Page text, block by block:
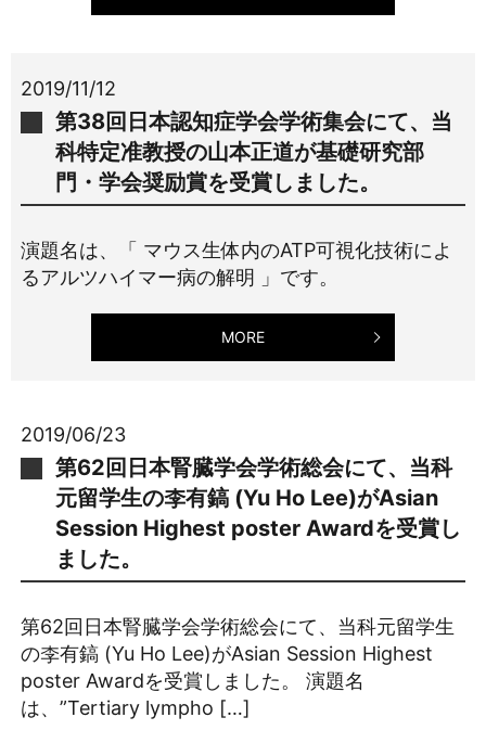
2019/11/12
第38回日本認知症学会学術集会にて、当
科特定准教授の山本正道が基礎研究部
門・学会奨励賞を受賞しました。
演題名は、「 マウス生体内のATP可視化技術によ
るアルツハイマー病の解明 」です。
MORE
2019/06/23
第62回日本腎臓学会学術総会にて、当科
元留学生の李有鎬 (Yu Ho Lee)がAsian
Session Highest poster Awardを受賞し
ました。
第62回日本腎臓学会学術総会にて、当科元留学生
の李有鎬 (Yu Ho Lee)がAsian Session Highest
poster Awardを受賞しました。 演題名
は、”Tertiary lympho […]